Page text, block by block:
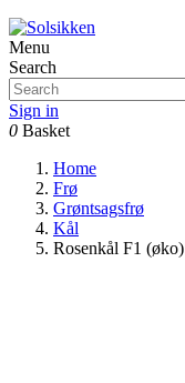
Menu
Search
Sign in
0 Basket
Home
Frø
Grøntsagsfrø
Kål
Rosenkål F1 (øko)